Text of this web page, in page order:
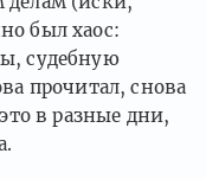
был хаос:
судебную
прочитал, снова
в разные дни,